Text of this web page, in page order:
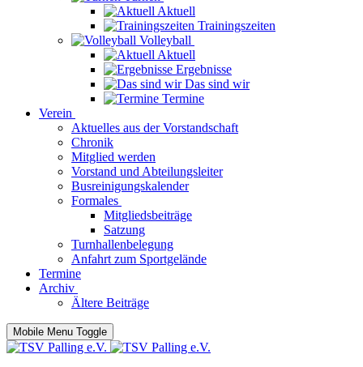
Aktuell
Trainingszeiten
Volleyball
Aktuell
Ergebnisse
Das sind wir
Termine
Verein
Aktuelles aus der Vorstandschaft
Chronik
Mitglied werden
Vorstand und Abteilungsleiter
Busreinigungskalender
Formales
Mitgliedsbeiträge
Satzung
Turnhallenbelegung
Anfahrt zum Sportgelände
Termine
Archiv
Ältere Beiträge
Mobile Menu Toggle